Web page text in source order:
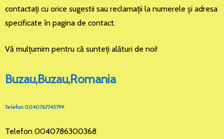
contactaţi cu orice sugestii sau reclamaţii la numerele şi adresa
specificate în pagina de contact.
Vă mulţumim pentru că sunteţi alături de noi!
Buzau,Buzau,Romania
Telefon 0040767743799
Telefon 0040786300368